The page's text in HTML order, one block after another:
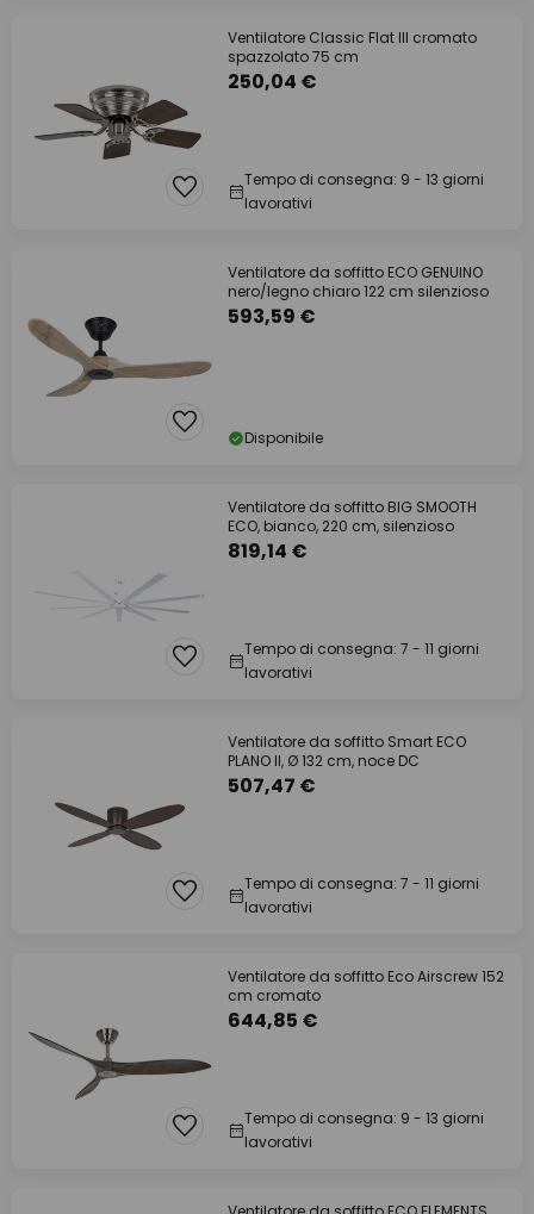
Ventilatore Classic Flat III cromato
spazzolato 75 cm
250,04 €
Tempo di consegna: 9 - 13 giorni
lavorativi
Ventilatore da soffitto ECO GENUINO
nero/legno chiaro 122 cm silenzioso
593,59 €
Disponibile
Ventilatore da soffitto BIG SMOOTH
ECO, bianco, 220 cm, silenzioso
819,14 €
Tempo di consegna: 7 - 11 giorni
lavorativi
Ventilatore da soffitto Smart ECO
PLANO II, Ø 132 cm, noce DC
507,47 €
Tempo di consegna: 7 - 11 giorni
lavorativi
Ventilatore da soffitto Eco Airscrew 152
cm cromato
644,85 €
Tempo di consegna: 9 - 13 giorni
lavorativi